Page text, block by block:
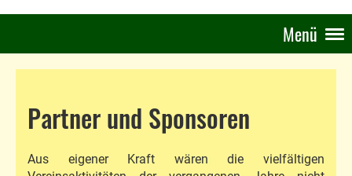
Menü
Partner und Sponsoren
Aus eigener Kraft wären die vielfältigen